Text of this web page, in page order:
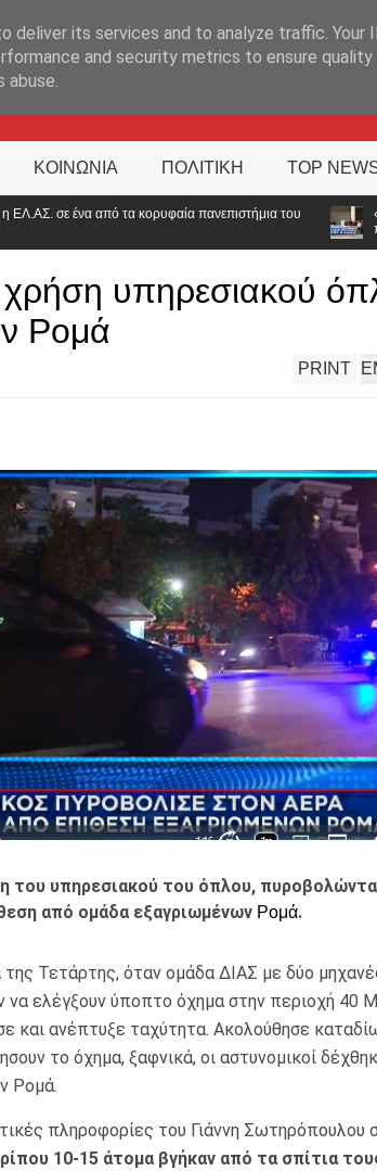
ΚΟΙΝΩΝΙΑ ΠΟΛΙΤΙΚΗ TOP
πανεπιστήμια του
«Η Ελλάδα δεν είναι μόνο η
χρήση υπηρεσιακού
Ρομά
PRINT
του υπηρεσιακού του όπλου,
από ομάδα εξαγριωμένων Ρομά.
Τετάρτης, όταν ομάδα ΔΙΑΣ με δύο
να ελέγξουν ύποπτο όχημα στην περιοχή 40
και ανέπτυξε ταχύτητα. Ακολούθησε
το όχημα, ξαφνικά, οι αστυνομικοί
Ρομά.
πληροφορίες του Γιάννη Σωτηρόπουλου
10-15 άτομα βγήκαν από τα σπίτια
deliver its services and to analyze traffic. Your
and security metrics to ensure
abuse.